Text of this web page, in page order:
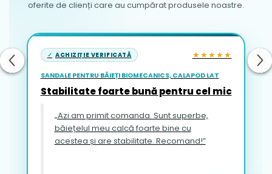
oferite de clienți care au cumpărat produsele noastre.
ACHIZIȚIE VERIFICATĂ ★★★★★
SANDALE PENTRU BĂIEȚI BIOMECANICS, CALAPOD LAT
Stabilitate foarte bună pentru cel mic
„Azi am primit comanda. Sunt superbe,
băiețelul meu calcă foarte bine cu
acestea și are stabilitate. Recomand!”